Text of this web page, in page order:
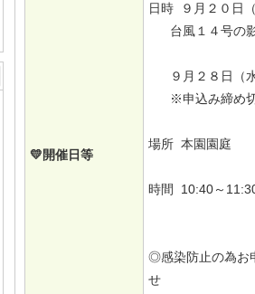
💛開催日等
日時 ９月２０日
台風１４号の
９月２８日（水
※申込み締め
場所 本園園庭
時間 10:40～
◎感染防止の為お
せ